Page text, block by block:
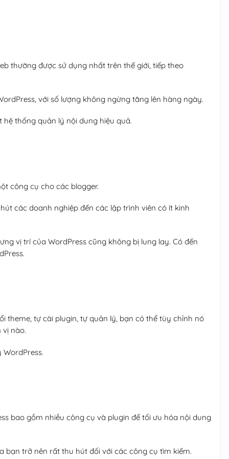
thường được sử dụng nhất trên thế giới, tiếp theo
với số lượng không ngừng tăng lên hàng ngày.
thống quản lý nội dung hiệu quả.
công cụ cho các blogger.
các doanh nghiệp đến các lập trình viên có ít kinh
vị trí của WordPress cũng không bị lung lay. Có đến
theme, tự cài plugin, tự quản lý, bạn có thể tùy chỉnh nó
nào.
bao gồm nhiều công cụ và plugin để tối ưu hóa nội dung
bạn trở nên rất thu hút đối với các công cụ tìm kiếm.